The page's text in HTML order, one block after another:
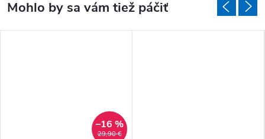
29,90 €
–16 %